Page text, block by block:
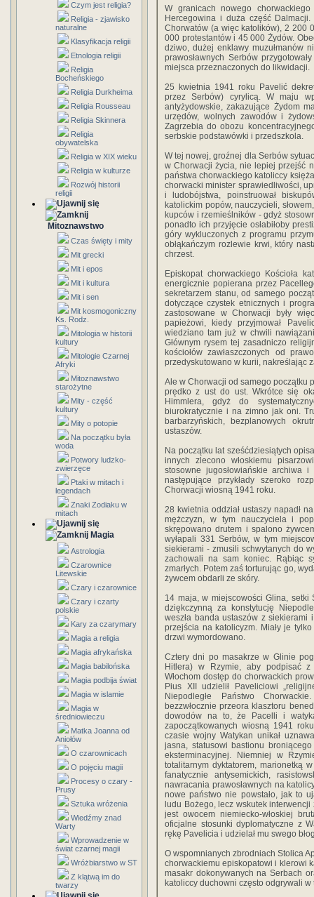
Czym jest religia?
Religia - zjawisko
naturalne
Klasyfikacja religii
Etnologia religii
Religia
Bocheńskiego
Religia Durkheima
Religia Rousseau
Religia Skinnera
Religia
obywatelska
Religia w XIX wieku
Religia w kulturze
Rozwój historii
religii
Mitoznawstwo
Czas święty i mity
Mit grecki
Mit i epos
Mit i kultura
Mit i sen
Mit kosmogoniczny
Ks. Rodz.
Mitologia w historii
kultury
Mitologie Czarnej
Afryki
Mitoznawstwo
starożytne
Mity - część
kultury
Mity o potopie
Na początku była
woda
Potwory ludzko-
zwierzęce
Ptaki w mitach i
legendach
Znaki Zodiaku w
mitach
Magia
Astrologia
Czarownice
Litewskie
Czary i czarownice
Czary i czarty
polskie
Kary za czarymary
Magia a religia
Magia afrykańska
Magia babilońska
Magia podbija świat
Magia w islamie
Magia w
średniowieczu
Matka Joanna od
Aniołów
O czarownicach
O pojęciu magii
Procesy o czary -
Prusy
Sztuka wróżenia
Wiedźmy znad
Warty
Wprowadzenie w
świat czarnej magii
Wróżbiarstwo w ST
Z klątwą im do
twarzy
W granicach nowego chorwackiego
Hercegowina i duża część
Chorwatów (a więc katolików), 2 200
000 protestantów i 45 000 Żydów.
dziwo, dużej enklawy muzułmanów
prawosławnych Serbów
miejsca przeznaczonych do likwidacji.
25 kwietnia 1941 roku Pavelić
przez Serbów) cyrylicą. W maju
antyżydowskie, zakazujące Żydom
urzędów, wolnych zawodów i
Zagrzebia do obozu
serbskie podstawówki i przedszkola.
W tej nowej, groźnej dla Serbów
w Chorwacji życia, nie lepiej przejść
państwa chorwackiego katoliccy
chorwacki minister sprawiedliwości,
i ludobójstwa, poinstruował
katolickim popów, nauczycieli,
kupców i rzemieślników - gdyż
ponadto ich przyjęcie osłabiłoby
góry wykluczonych z programu
obłąkańczym rozlewie krwi, który
chrzest.
Episkopat chorwackiego Kościoła
energicznie popierana przez
sekretarzem stanu, od samego
dotyczące czystek etnicznych i
zastosowane w Chorwacji były
papieżowi, kiedy przyjmował
wiedziano tam już w chwili
Głównym rysem tej zasadniczo
kościołów zawłaszczonych od
przedyskutowano w kurii, nakreślając
Ale w Chorwacji od samego początku
prędko z ust do ust. Wkrótce się
Himmlera, gdyż do
biurokratycznie i na zimno jak oni.
barbarzyńskich, bezplanowych
ustaszów.
Na początku lat sześćdziesiątych
innych zlecono włoskiemu
stosowne jugosłowiańskie archiwa
następujące przykłady szeroko
Chorwacji wiosną 1941 roku.
28 kwietnia oddział ustaszy napadł
mężczyzn, w tym nauczyciela i
skrępowano drutem i spalono
wyłapali 331 Serbów, w tym
siekierami - zmusili schwytanych do
zachowali na sam koniec. Rąbiąc
zmarłych. Potem zaś torturując go,
żywcem obdarli ze skóry.
14 maja, w miejscowości Glina, setki
dziękczynną za konstytucję
weszła banda ustaszów z
przejścia na katolicyzm. Miały je
drzwi wymordowano.
Cztery dni po masakrze w Glinie
Hitlera) w Rzymie, aby podpisać z
Włochom dostęp do chorwackich
Pius XII udzielił Paveliciowi
Niepodległe Państwo
bezzwłocznie przeora klasztoru
dowodów na to, że Pacelli i
zapoczątkowanych wiosną 1941
czasie wojny Watykan unikał
jasna, statusowi bastionu
eksterminacyjnej. Niemniej w
totalitarnym dyktatorem, marionetką
fanatycznie antysemickich,
nawracania prawosławnych na
nowe państwo nie powstało, jak to
ludu Bożego, lecz wskutek interwencji
jest owocem niemiecko-włoskiej
oficjalne stosunki dyplomatyczne z
rękę Pavelicia i udzielał mu swego
O wspomnianych zbrodniach Stolica
chorwackiemu episkopatowi i klerowi
masakr dokonywanych na Serbach
katoliccy duchowni często odgrywali w